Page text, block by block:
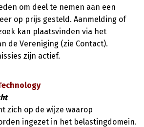
om deel te nemen aan een
op prijs gesteld. Aanmelding of
kan plaatsvinden via het
de Vereniging (zie Contact).
zijn actief.
zich op de wijze waarop
ingezet in het belastingdomein.